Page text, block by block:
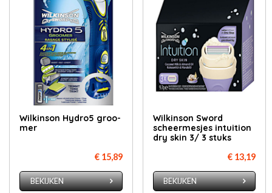
Wil­k­in­son Hy­dro5 groo­
mer
€ 15,89
BEKIJKEN
Wil­k­in­son Sword
scheer­mes­jes int­ui­ti­on
dry skin 3/ 3 stuks
€ 13,19
BEKIJKEN